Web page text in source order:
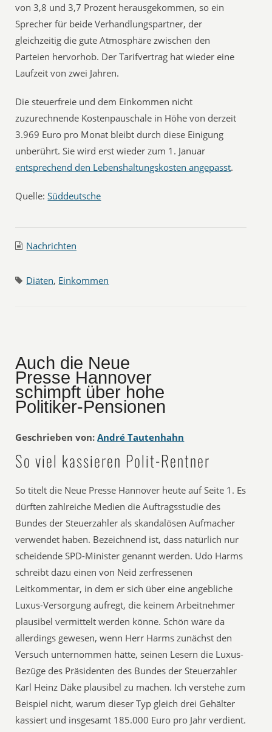
von 3,8 und 3,7 Prozent herausgekommen, so ein
Sprecher für beide Verhandlungspartner, der
gleichzeitig die gute Atmosphäre zwischen den
Parteien hervorhob. Der Tarifvertrag hat wieder eine
Laufzeit von zwei Jahren.
Die steuerfreie und dem Einkommen nicht
zuzurechnende Kostenpauschale in Höhe von derzeit
3.969 Euro pro Monat bleibt durch diese Einigung
unberührt. Sie wird erst wieder zum 1. Januar
entsprechend den Lebenshaltungskosten angepasst.
Quelle:Süddeutsche
Nachrichten
Diäten, Einkommen
Auch die Neue
Presse Hannover
schimpft über hohe
Politiker-Pensionen
Geschrieben von: André Tautenhahn
So viel kassieren Polit-Rentner
So titelt die Neue Presse Hannover heute auf Seite 1. Es
dürften zahlreiche Medien die Auftragsstudie des
Bundes der Steuerzahler als skandalösen Aufmacher
verwendet haben. Bezeichnend ist, dass natürlich nur
scheidende SPD-Minister genannt werden. Udo Harms
schreibt dazu einen von Neid zerfressenen
Leitkommentar, in dem er sich über eine angebliche
Luxus-Versorgung aufregt, die keinem Arbeitnehmer
plausibel vermittelt werden könne. Schön wäre da
allerdings gewesen, wenn Herr Harms zunächst den
Versuch unternommen hätte, seinen Lesern die Luxus-
Bezüge des Präsidenten des Bundes der Steuerzahler
Karl Heinz Däke plausibel zu machen. Ich verstehe zum
Beispiel nicht, warum dieser Typ gleich drei Gehälter
kassiert und insgesamt 185.000 Euro pro Jahr verdient.